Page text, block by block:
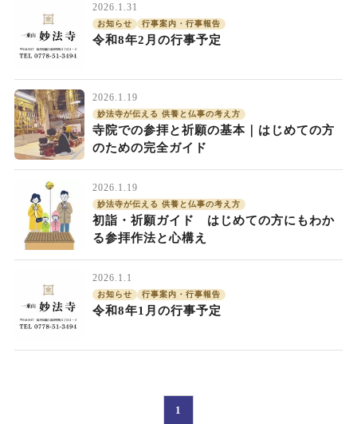
2026.1.31
お知らせ 行事案内・行事報告
令和8年2月の行事予定
2026.1.19
妙法寺が伝える 供養と仏事の考え方
寺院での参拝と祈願の基本｜はじめての方
のための完全ガイド
2026.1.19
妙法寺が伝える 供養と仏事の考え方
初詣・祈願ガイド はじめての方にもわか
る参拝作法と心構え
2026.1.1
お知らせ 行事案内・行事報告
令和8年1月の行事予定
1